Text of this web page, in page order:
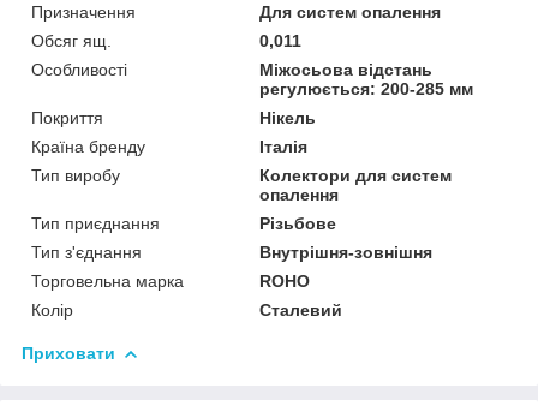
Призначення
Для систем опалення
Обсяг ящ.
0,011
Особливості
Міжосьова відстань
регулюється: 200-285 мм
Покриття
Нікель
Країна бренду
Італія
Тип виробу
Колектори для систем
опалення
Тип приєднання
Різьбове
Тип з'єднання
Внутрішня-зовнішня
Торговельна марка
ROHO
Колір
Сталевий
Приховати